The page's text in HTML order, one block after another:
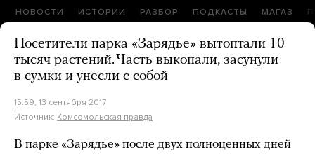
НОВОСТИ ИСТОРИИ РАЗБОР ПОДКАСТЫ МАГАЗ
Посетители парка «Зарядье» вытоптали 10
тысяч растений. Часть выкопали, засунули
в сумки и унесли с собой
15:59, 13 сентября 2017
Источник: Комсомольская правда
В парке «Зарядье» после двух полноценных дней